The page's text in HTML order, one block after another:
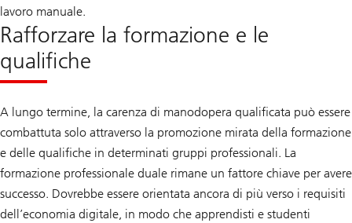
lavoro manuale.
Rafforzare la formazione e le
qualifiche
A lungo termine, la carenza di manodopera qualificata può essere
combattuta solo attraverso la promozione mirata della formazione
e delle qualifiche in determinati gruppi professionali. La
formazione professionale duale rimane un fattore chiave per avere
successo. Dovrebbe essere orientata ancora di più verso i requisiti
dell’economia digitale, in modo che apprendisti e studenti